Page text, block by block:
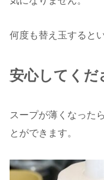
何度も替え玉すると
安心してくだ
スープが薄くなった
とができます。